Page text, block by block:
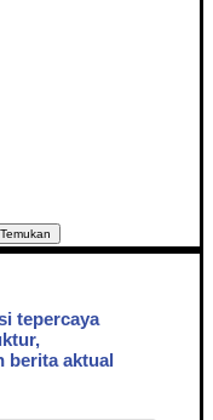
Temukan
tepercaya
berita aktual